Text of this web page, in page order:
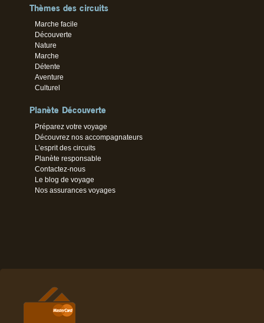
Thèmes des circuits
Marche facile
Découverte
Nature
Marche
Détente
Aventure
Culturel
Planète Découverte
Préparez votre voyage
Découvrez nos accompagnateurs
L’esprit des circuits
Planète responsable
Contactez-nous
Le blog de voyage
Nos assurances voyages